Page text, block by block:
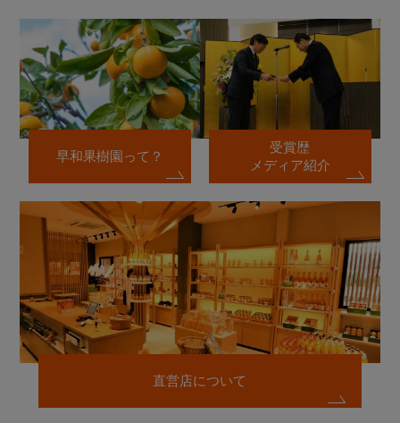
早和果樹園って？
受賞歴
メディア紹介
直営店について